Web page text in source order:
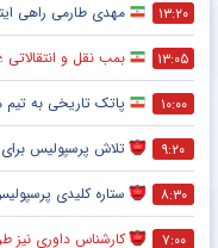
۱۳:۲۰ مهدی طارمی راهی
۱۳:۰۵ بمب نقل و انتقالاتی
۱۰:۰۰ پاتک تاریخی به تیم
۹:۲۰ تلاش پرسپولیس
۸:۳۰ ستاره کلیدی
۷:۰۰ کارشناس داوری نیز